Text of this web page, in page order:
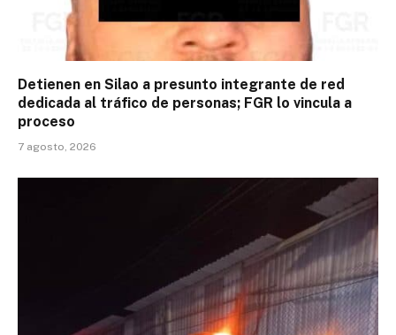
Detienen en Silao a presunto integrante de red
dedicada al tráfico de personas; FGR lo vincula a
proceso
7 agosto, 2026